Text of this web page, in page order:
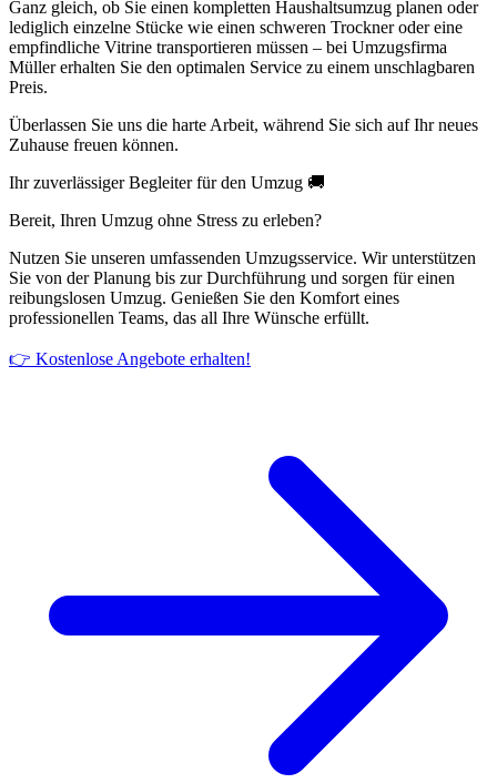
Ganz gleich, ob Sie einen kompletten Haushaltsumzug planen oder
lediglich einzelne Stücke wie einen schweren Trockner oder eine
empfindliche Vitrine transportieren müssen – bei Umzugsfirma
Müller erhalten Sie den optimalen Service zu einem unschlagbaren
Preis.
Überlassen Sie uns die harte Arbeit, während Sie sich auf Ihr neues
Zuhause freuen können.
Ihr zuverlässiger Begleiter für den Umzug 🚚
Bereit, Ihren Umzug ohne Stress zu erleben?
Nutzen Sie unseren umfassenden Umzugsservice. Wir unterstützen
Sie von der Planung bis zur Durchführung und sorgen für einen
reibungslosen Umzug. Genießen Sie den Komfort eines
professionellen Teams, das all Ihre Wünsche erfüllt.
👉 Kostenlose Angebote erhalten!